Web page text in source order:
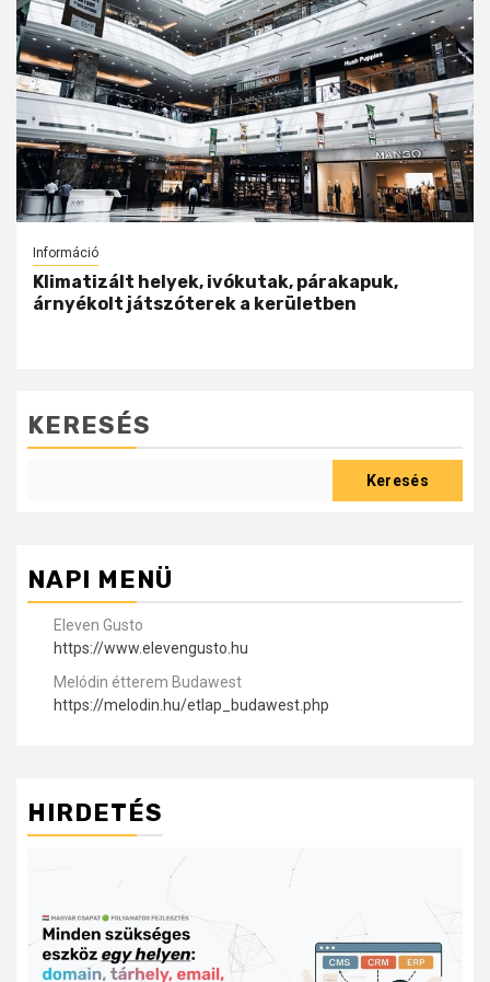
Információ
Klimatizált helyek, ivókutak, párakapuk,
árnyékolt játszóterek a kerületben
KERESÉS
Keresés
NAPI MENÜ
Eleven Gusto
https://www.elevengusto.hu
Melódin étterem Budawest
https://melodin.hu/etlap_budawest.php
HIRDETÉS